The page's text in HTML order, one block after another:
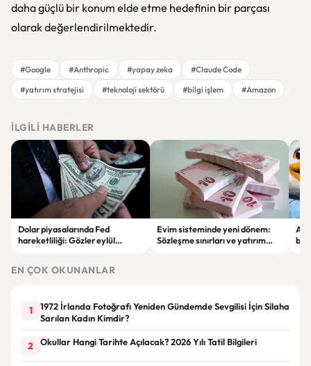
daha güçlü bir konum elde etme hedefinin bir parçası
olarak değerlendirilmektedir.
#Google #Anthropic #yapay zeka
#Claude Code
#yatırım stratejisi
#teknoloji sektörü #bilgi işlem #Amazon
İLGILI HABERLER
Dolar piyasalarında Fed
hareketliliği: Gözler eylül
Evim sisteminde yeni dönem:
Sözleşme sınırları ve yatırım
EN ÇOK OKUNANLAR
1
1972 İrlanda Fotoğrafı Yeniden Gündemde Sevgilisi İçin Silaha
Sarılan Kadın Kimdir?
2 Okullar Hangi Tarihte Açılacak? 2026 Yılı Tatil Bilgileri